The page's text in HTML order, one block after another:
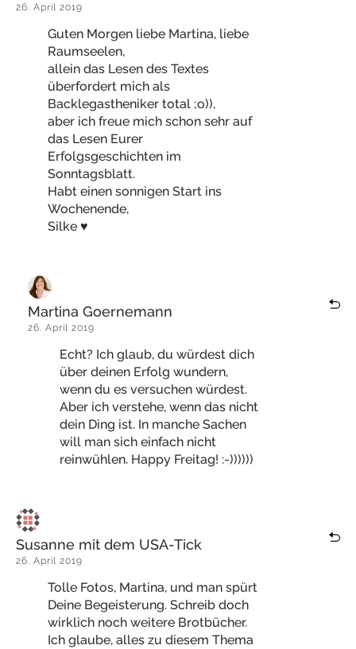
26. April 2019
Guten Morgen liebe Martina, liebe
Raumseelen,
allein das Lesen des Textes
überfordert mich als
Backlegastheniker total ;o)),
aber ich freue mich schon sehr auf
das Lesen Eurer
Erfolgsgeschichten im
Sonntagsblatt.
Habt einen sonnigen Start ins
Wochenende,
Silke ♥
Martina Goernemann
26. April 2019
Echt? Ich glaub, du würdest dich
über deinen Erfolg wundern,
wenn du es versuchen würdest.
Aber ich verstehe, wenn das nicht
dein Ding ist. In manche Sachen
will man sich einfach nicht
reinwühlen. Happy Freitag! :-))))))
Susanne mit dem USA-Tick
26. April 2019
Tolle Fotos, Martina, und man spürt
Deine Begeisterung. Schreib doch
wirklich noch weitere Brotbücher.
Ich glaube, alles zu diesem Thema